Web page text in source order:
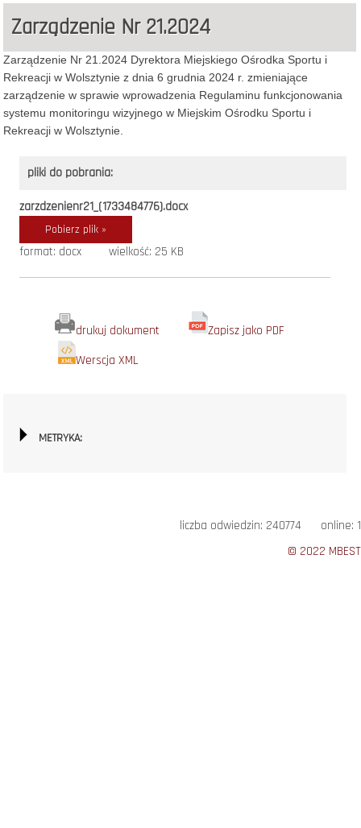
Zarządzenie Nr 21.2024
Zarządzenie Nr 21.2024 Dyrektora Miejskiego Ośrodka Sportu i
Rekreacji w Wolsztynie z dnia 6 grudnia 2024 r. zmieniające
zarządzenie w sprawie wprowadzenia Regulaminu funkcjonowania
systemu monitoringu wizyjnego w Miejskim Ośrodku Sportu i
Rekreacji w Wolsztynie.
pliki do pobrania:
zarzdzenienr21_(1733484776).docx
Pobierz plik »
format: docx wielkość: 25 KB
drukuj dokument
Zapisz jako PDF
Werscja XML
METRYKA:
liczba odwiedzin: 240774 online: 1
© 2022 MBEST